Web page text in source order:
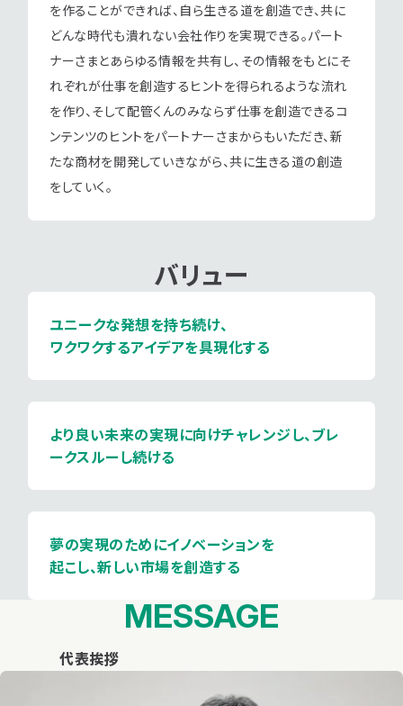
を作ることができれば、自ら生きる道を創造でき、共に
どんな時代も潰れない会社作りを実現できる。パート
ナーさまとあらゆる情報を共有し、その情報をもとにそ
れぞれが仕事を創造するヒントを得られるような流れ
を作り、そして配管くんのみならず仕事を創造できるコ
ンテンツのヒントをパートナーさまからもいただき、新
たな商材を開発していきながら、共に生きる道の創造
をしていく。
バリュー
ユニークな発想を持ち続け、
ワクワクするアイデアを具現化する
より良い未来の実現に向けチャレンジし、ブレ
ークスルーし続ける
夢の実現のためにイノベーションを
起こし、新しい市場を創造する
MESSAGE
代表挨拶